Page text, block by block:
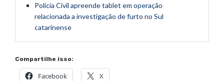
Polícia Civil apreende tablet em operação
relacionada a investigação de furto no Sul
catarinense
Compartilhe isso:
Facebook X